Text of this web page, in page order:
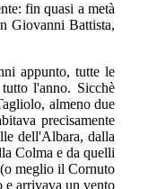
fin quasi a metà
Giovanni Battista,
appunto, tutte le
l'anno. Sicchè
almeno due
precisamente
dell'Albara, dalla
Colma e da quelli
meglio il Cornuto
e arrivava un vento